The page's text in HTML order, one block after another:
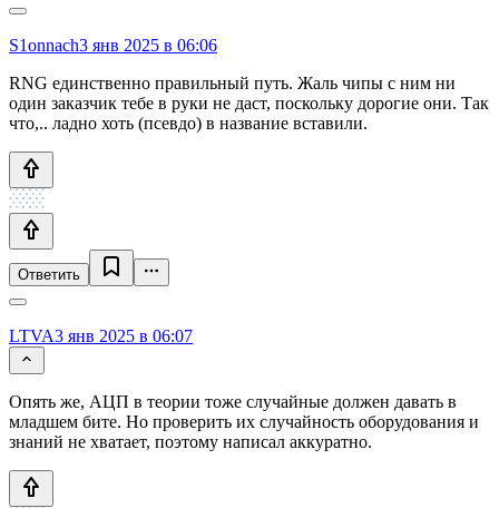
S1onnach3 янв 2025 в 06:06
RNG единственно правильный путь. Жаль чипы с ним ни
один заказчик тебе в руки не даст, поскольку дорогие они. Так
что,.. ладно хоть (псевдо) в название вставили.
Ответить
LTVA3 янв 2025 в 06:07
Опять же, АЦП в теории тоже случайные должен давать в
младшем бите. Но проверить их случайность оборудования и
знаний не хватает, поэтому написал аккуратно.